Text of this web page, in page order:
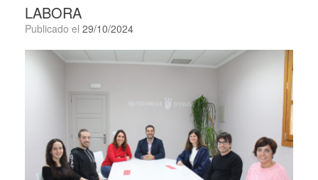
LABORA
Publicado el 29/10/2024